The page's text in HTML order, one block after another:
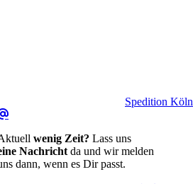
Spedition Köln
wenig Zeit? Lass uns
Nachricht da und wir melden
dann, wenn es Dir passt.